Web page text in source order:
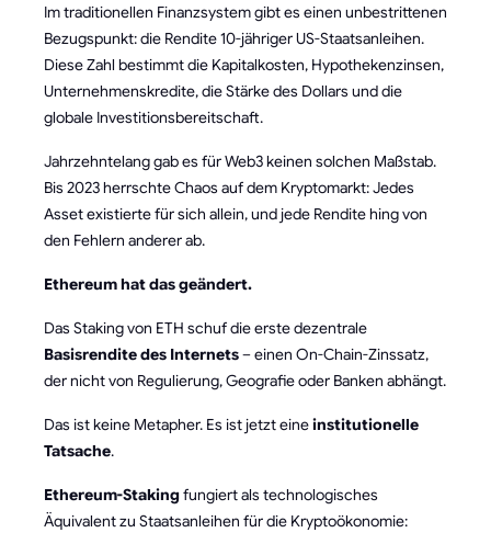
Im traditionellen Finanzsystem gibt es einen unbestrittenen
Bezugspunkt: die Rendite 10-jähriger US-Staatsanleihen.
Diese Zahl bestimmt die Kapitalkosten, Hypothekenzinsen,
Unternehmenskredite, die Stärke des Dollars und die
globale Investitionsbereitschaft.
Jahrzehntelang gab es für Web3 keinen solchen Maßstab.
Bis 2023 herrschte Chaos auf dem Kryptomarkt: Jedes
Asset existierte für sich allein, und jede Rendite hing von
den Fehlern anderer ab.
Ethereum hat das geändert.
Das Staking von ETH schuf die erste dezentrale
Basisrendite des Internets– einen On-Chain-Zinssatz,
der nicht von Regulierung, Geografie oder Banken abhängt.
Das ist keine Metapher. Es ist jetzt eineinstitutionelle
Tatsache.
Ethereum-Stakingfungiert als technologisches
Äquivalent zu Staatsanleihen für die Kryptoökonomie: